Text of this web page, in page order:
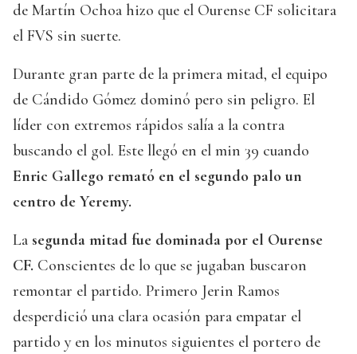
de Martín Ochoa hizo que el Ourense CF solicitara
el FVS sin suerte.
Durante gran parte de la primera mitad, el equipo
de Cándido Gómez dominó pero sin peligro. El
líder con extremos rápidos salía a la contra
buscando el gol. Este llegó en el min 39 cuando
Enric Gallego remató en el segundo palo un
centro de Yeremy.
La segunda mitad fue dominada por el Ourense
CF. Conscientes de lo que se jugaban buscaron
remontar el partido. Primero Jerin Ramos
desperdició una clara ocasión para empatar el
partido y en los minutos siguientes el portero de